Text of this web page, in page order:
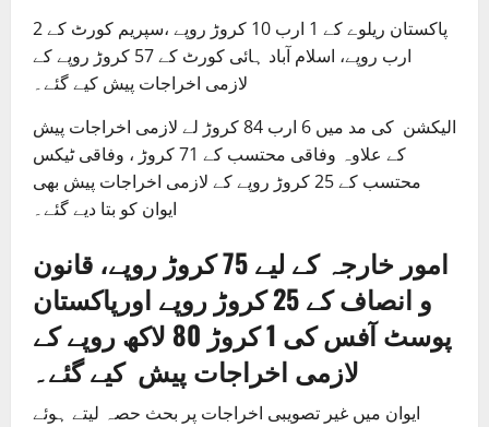
پاکستان ریلوے کے 1 ارب 10 کروڑ روپے ،سپریم کورٹ کے 2
ارب روپے، اسلام آباد ہائی کورٹ کے 57 کروڑ روپے کے
لازمی اخراجات پیش کیے گئے۔
الیکشن کی مد میں 6 ارب 84 کروڑ لے لازمی اخراجات پیش
کے علاوہ وفاقی محتسب کے 71 کروڑ ، وفاقی ٹیکس
محتسب کے 25 کروڑ روپے کے لازمی اخراجات پیش بھی
ایوان کو بتا دیے گئے۔
امور خارجہ کے لیے 75 کروڑ روپے، قانون
و انصاف کے 25 کروڑ روپے اورپاکستان
پوسٹ آفس کی 1 کروڑ 80 لاکھ روپے کے
لازمی اخراجات پیش کیے گئے۔
ایوان میں غیر تصویبی اخراجات پر بحث حصہ لیتے ہوئے